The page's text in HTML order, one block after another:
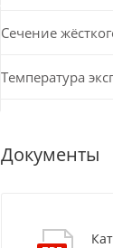
Сечение
Температура
Документы